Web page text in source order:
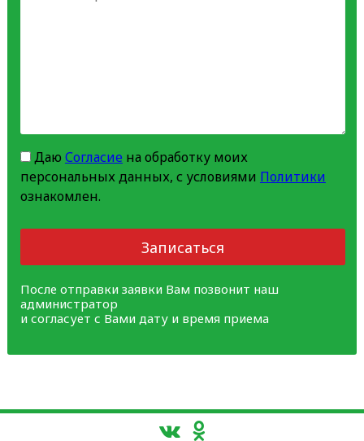
Даю Согласиена обработку моих
персональных данных, с условиями Политики
ознакомлен.
Записаться
После отправки заявки Вам позвонит наш
администратор
и согласует с Вами дату и время приема